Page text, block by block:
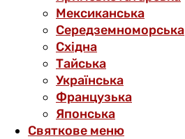
Мексиканська
Середземноморська
Східна
Тайська
Українська
Французька
Японська
Святкове меню